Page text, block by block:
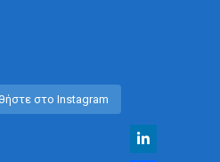
στο Instagram